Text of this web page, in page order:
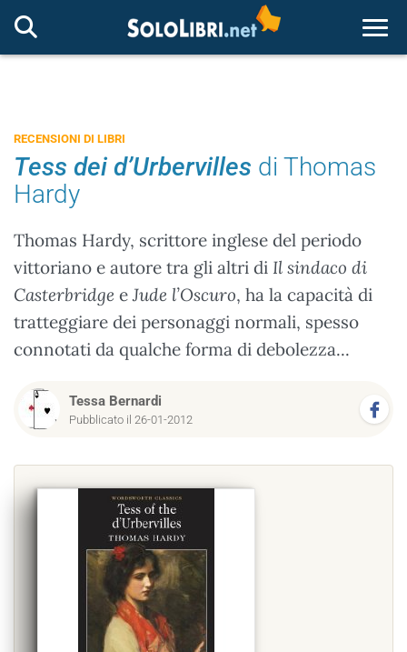
RECENSIONI DI LIBRI
Tess dei d’Urbervilles di Thomas
Hardy
Thomas Hardy, scrittore inglese del periodo
vittoriano e autore tra gli altri di Il sindaco di
Casterbridge e Jude l’Oscuro, ha la capacità di
tratteggiare dei personaggi normali, spesso
connotati da qualche forma di debolezza...
Tessa Bernardi
Pubblicato il 26-01-2012